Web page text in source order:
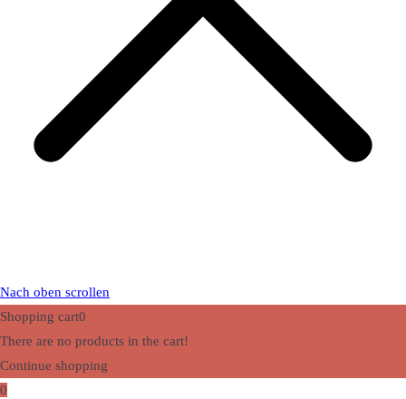
Nach oben scrollen
Shopping cart0
There are no products in the cart!
Continue shopping
0